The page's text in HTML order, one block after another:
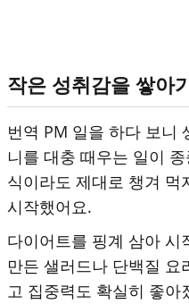
작은 성취감을 쌓아
번역 PM 일을 하다 보니
니를 대충 때우는 일이
식이라도 제대로 챙겨
시작했어요.
다이어트를 핑계 삼아 시
만든 샐러드나 단백질 요
고 집중력도 확실히 좋아